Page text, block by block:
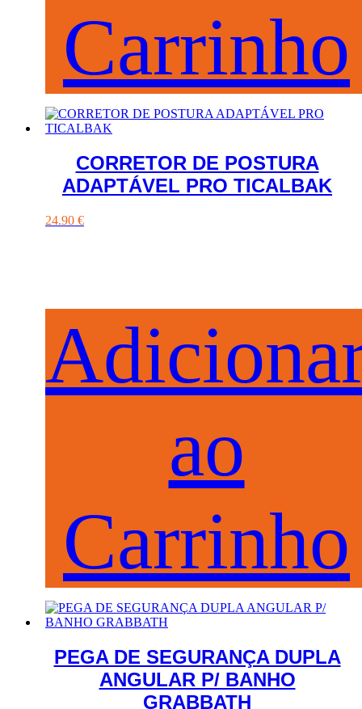
Carrinho
CORRETOR DE POSTURA
ADAPTÁVEL PRO TICALBAK
24.90 €
ao
Carrinho
PEGA DE SEGURANÇA DUPLA
ANGULAR P/ BANHO
GRABBATH